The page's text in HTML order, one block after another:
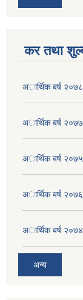
कर तथा
अार्थिक बर्ष
अार्थिक बर्ष
अार्थिक बर्ष
अार्थिक बर्ष
अार्थिक बर्ष
अन्य